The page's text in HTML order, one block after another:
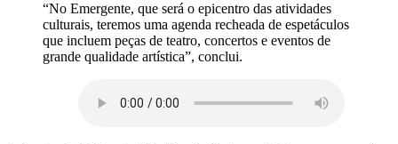
“No Emergente, que será o epicentro das atividades
culturais, teremos uma agenda recheada de espetáculos
que incluem peças de teatro, concertos e eventos de
grande qualidade artística”, conclui.